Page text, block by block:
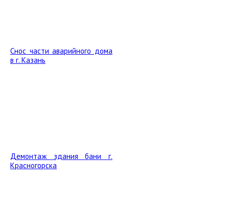
Снос части аварийного дома
в г. Казань
Демонтаж здания бани г.
Красногорска